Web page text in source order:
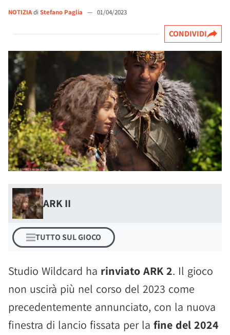
NOTIZIAdi Stefano Paglia — 01/04/2023
CONDIVIDI
ARK II
TUTTO SUL GIOCO
Studio Wildcard ha rinviato ARK 2. Il gioco
non uscirà più nel corso del 2023 come
precedentemente annunciato, con la nuova
finestra di lancio fissata per la fine del 2024